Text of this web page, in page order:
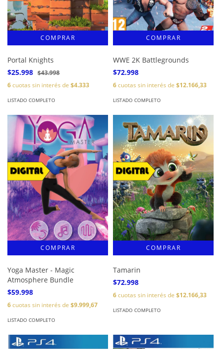
Portal Knights
$25.998 $43.998
6cuotas sin interés de $4.333
LISTADO COMPLETO
WWE 2K Battlegrounds
$72.998
6cuotas sin interés de $12.166,33
LISTADO COMPLETO
Yoga Master - Magic
Atmosphere Bundle
$59.998
6cuotas sin interés de $9.999,67
LISTADO COMPLETO
Tamarin
$72.998
6cuotas sin interés de $12.166,33
LISTADO COMPLETO